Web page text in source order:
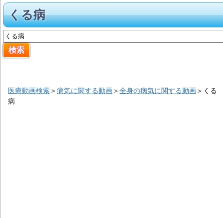
くる病
医療動画検索＞病気に関する動画＞全身の病気に関する動画＞ くる
病